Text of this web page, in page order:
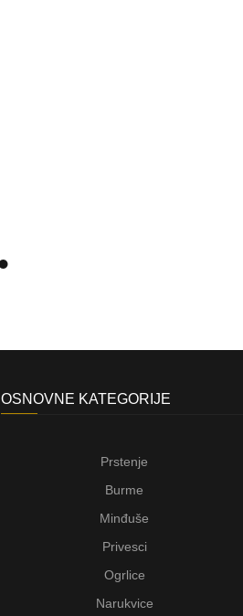
OSNOVNE KATEGORIJE
Prstenje
Burme
Minđuše
Privesci
Ogrlice
Narukvice